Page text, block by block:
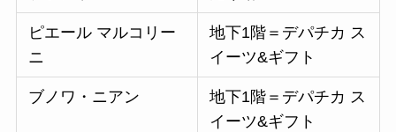
ピエール マルコリー
ニ
地下1階＝デパチカ ス
イーツ&ギフト
ブノワ・ニアン
地下1階＝デパチカ ス
イーツ&ギフト